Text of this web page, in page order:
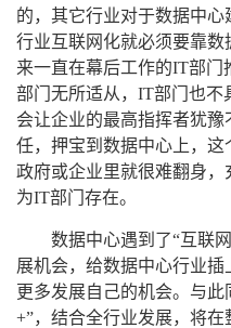
的，其它行业对于数据中
行业互联网化就必须要靠
来一直在幕后工作的IT部
部门无所适从，IT部门也不
会让企业的最高指挥者犹
任，押宝到数据中心上，
政府或企业里就很难翻身
为IT部门存在。
数据中心遇到了“互联网
展机会，给数据中心行业
更多发展自己的机会。与此
+”，结合全行业发展，将